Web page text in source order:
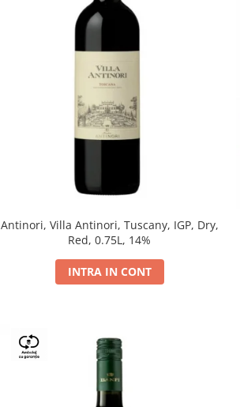
Antinori, Villa Antinori, Tuscany, IGP, Dry,
Red, 0.75L, 14%
INTRA IN CONT